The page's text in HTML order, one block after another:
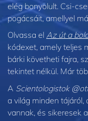
elég bonyolult.
pogácsáit, amellyel
Olvassa el Az út a
kódexet, amely teljes
bárki követheti fajra,
tekintet nélkül. Már
A Scientologistok
a világ minden tájáról,
vannak, és sikeresek